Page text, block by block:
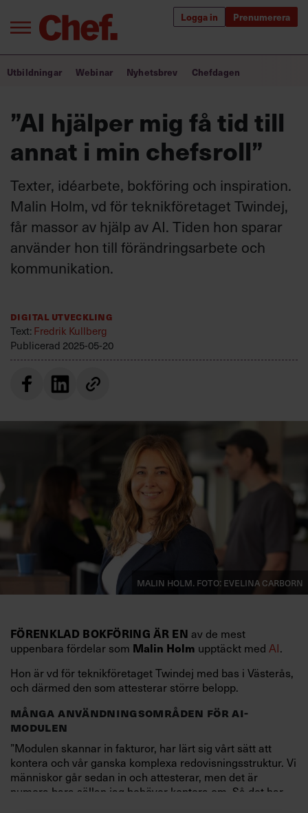
Logga in Prenumerera
Logga in
Prenumerera
Annonsera
Om oss
Villkor och policy för
personuppgiftsbehandling
efter:
Bra ledare förändrar världen
Utbildning för ledare
Chefakademin+
Populära utbildningar
Utbildningar Webinar Nyhetsbrev Chefdagen
”AI hjälper mig få tid till
annat i min chefsroll”
Texter, idéarbete, bokföring och inspiration.
Malin Holm, vd för teknikföretaget Twindej,
får massor av hjälp av AI. Tiden hon sparar
använder hon till förändringsarbete och
kommunikation.
Digital utveckling
Text:Fredrik Kullberg
Publicerad 2025-05-20
Malin Holm. Foto: Evelina Carborn
FÖRENKLAD BOKFÖRING ÄR ENav de mest
uppenbara fördelar som Malin Holm upptäckt med AI.
Hon är vd för teknikföretaget Twindej med bas i Västerås,
och därmed den som attesterar större belopp.
MÅNGA ANVÄNDNINGSOMRÅDEN FÖR AI-
MODULEN
”Modulen skannar in fakturor, har lärt sig vårt sätt att
kontera och vår ganska komplexa redovisningsstruktur. Vi
människor går sedan in och attesterar, men det är
numera bara sällan jag behöver kontera om. Så det har